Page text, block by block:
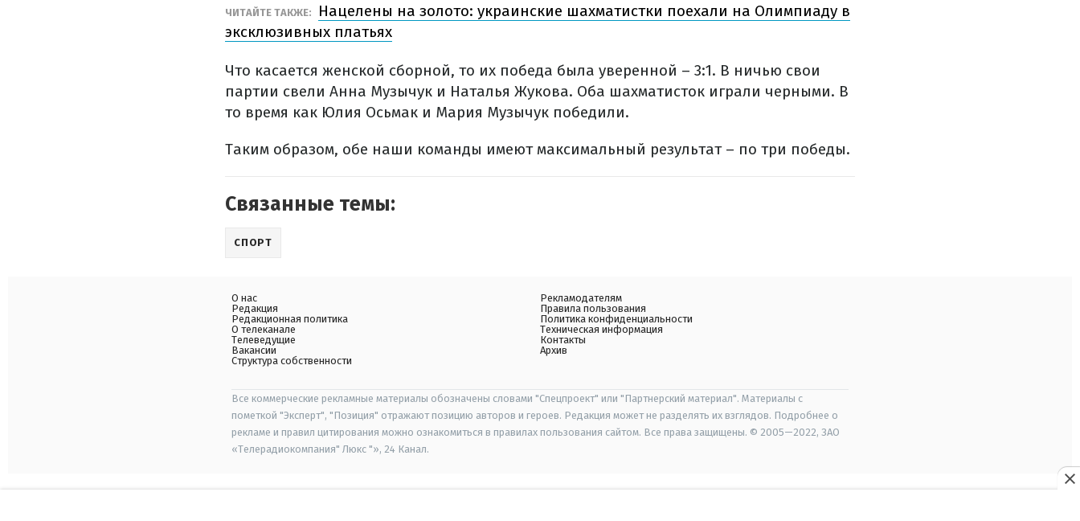
ЧИТАЙТЕ ТАКЖЕ:
Нацелены на золото: украинские шахматистки поехали на Олимпиаду в
эксклюзивных платьях
Что касается женской сборной, то их победа была уверенной – 3:1. В ничью свои
партии свели Анна Музычук и Наталья Жукова. Оба шахматисток играли черными. В
то время как Юлия Осьмак и Мария Музычук победили.
Таким образом, обе наши команды имеют максимальный результат – по три победы.
Связанные темы:
СПОРТ
О нас
Редакция
Редакционная политика
О телеканале
Телеведущие
Вакансии
Структура собственности
Рекламодателям
Правила пользования
Политика конфиденциальности
Техническая информация
Контакты
Архив
Все коммерческие рекламные материалы обозначены словами "Спецпроект" или "Партнерский материал". Материалы с
пометкой "Эксперт", "Позиция" отражают позицию авторов и героев. Редакция может не разделять их взглядов. Подробнее о
рекламе и правил цитирования можно ознакомиться в правилах пользования сайтом. Все права защищены. © 2005—2022, ЗАО
«Телерадиокомпания" Люкс "», 24 Канал.